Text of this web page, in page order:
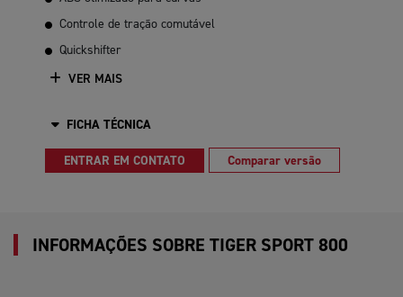
Controle de tração comutável
Quickshifter
VER MAIS
FICHA TÉCNICA
ENTRAR EM CONTATO Comparar versão
INFORMAÇÕES SOBRE TIGER SPORT 800